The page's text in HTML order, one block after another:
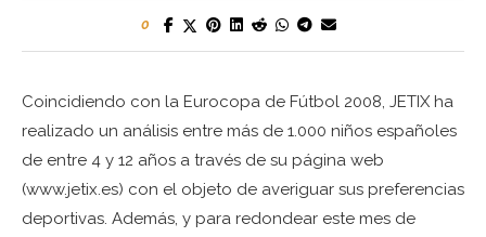
0
Coincidiendo con la Eurocopa de Fútbol 2008, JETIX ha
realizado un análisis entre más de 1.000 niños españoles
de entre 4 y 12 años a través de su página web
(www.jetix.es) con el objeto de averiguar sus preferencias
deportivas. Además, y para redondear este mes de